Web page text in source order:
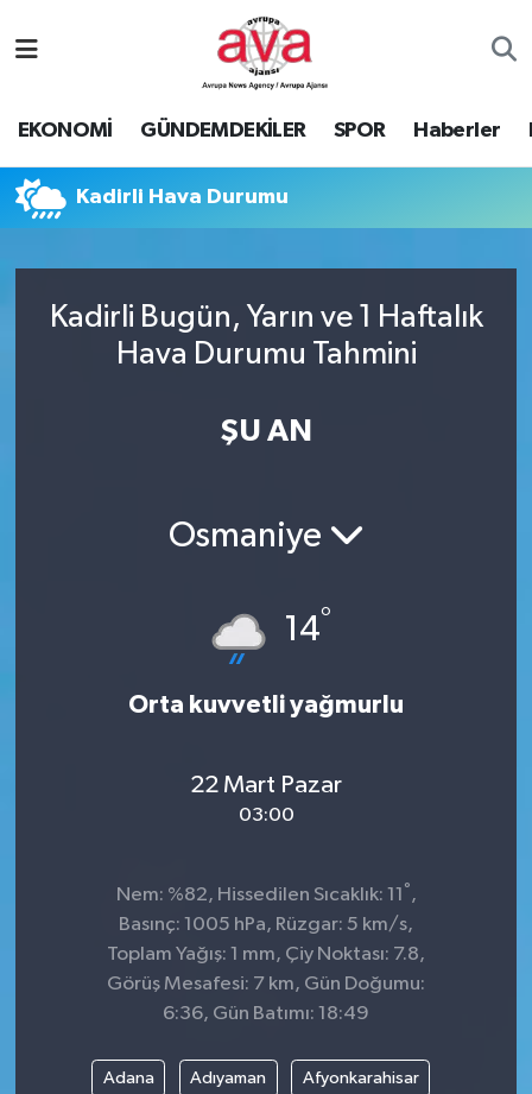
EKONOMİ GÜNDEMDEKİLER SPOR Haberler
Kadirli Hava Durumu
Kadirli Bugün, Yarın ve 1 Haftalık
Hava Durumu Tahmini
ŞU AN
Osmaniye
14°
Orta kuvvetli yağmurlu
22 Mart Pazar
03:00
Nem: %82, Hissedilen Sıcaklık: 11 ° ,
Basınç: 1005 hPa, Rüzgar: 5 km/s,
Toplam Yağış: 1 mm, Çiy Noktası: 7.8,
Görüş Mesafesi: 7 km, Gün Doğumu:
6:36, Gün Batımı: 18:49
Adana Adıyaman Afyonkarahisar
Nöbetçi Eczaneler
Namaz Vakitleri
Trafik Durumu
Süper Lig Puan Durumu ve Fikstür